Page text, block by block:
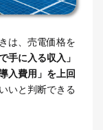
は、売電価格を
手に入る収入」
入費用」を上回
いと判断できる